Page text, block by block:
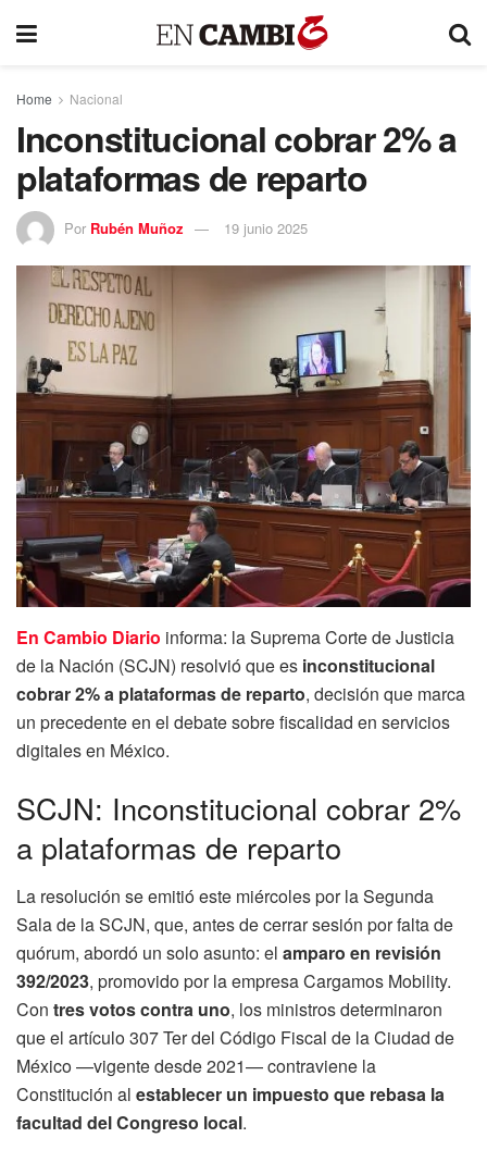
Home Nacional
Inconstitucional cobrar 2% a
plataformas de reparto
Por Rubén Muñoz 19 junio 2025
En Cambio Diario informa: la Suprema Corte de Justicia
de la Nación (SCJN) resolvió que es inconstitucional
cobrar 2% a plataformas de reparto, decisión que marca
un precedente en el debate sobre fiscalidad en servicios
digitales en México.
SCJN: Inconstitucional cobrar 2%
a plataformas de reparto
La resolución se emitió este miércoles por la Segunda
Sala de la SCJN, que, antes de cerrar sesión por falta de
quórum, abordó un solo asunto: el amparo en revisión
392/2023, promovido por la empresa Cargamos Mobility.
Con tres votos contra uno, los ministros determinaron
que el artículo 307 Ter del Código Fiscal de la Ciudad de
México —vigente desde 2021— contraviene la
Constitución al establecer un impuesto que rebasa la
facultad del Congreso local.